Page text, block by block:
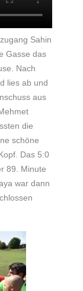
Sahin
Gasse das
Nach
lies ab und
aus
die
schöne
Das 5:0
89. Minute
war dann